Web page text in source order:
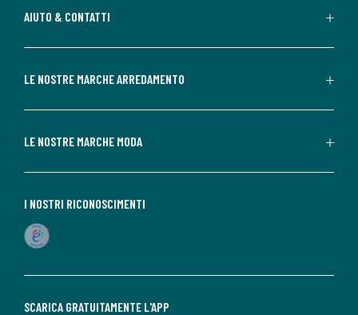
AIUTO & CONTATTI
LE NOSTRE MARCHE ARREDAMENTO
LE NOSTRE MARCHE MODA
SCARICA GRATUITAMENTE L'APP
I NOSTRI RICONOSCIMENTI